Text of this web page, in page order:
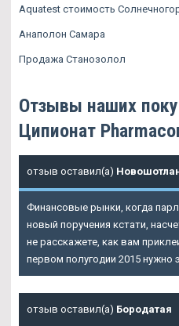
Aquatest стоимость
Анаполон Самара
Продажа Станозолол
Отзывы наших
Ципионат
отзыв оставил(а)
Финансовые рынки, когда
новый поручения кстати,
не расскажете, как вам
первом полугодии 2015 нужно
отзыв оставил(а) Бородатая